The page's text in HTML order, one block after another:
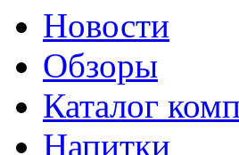
Новости
Обзоры
Каталог
Напитки